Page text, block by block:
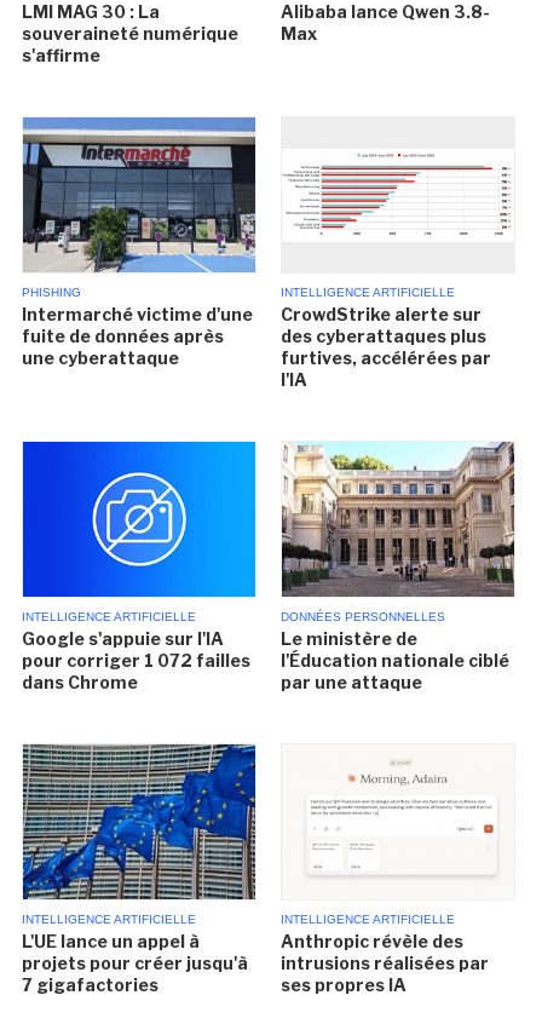
LMI MAG 30 : La
souveraineté numérique
s'affirme
Alibaba lance Qwen 3.8-
Max
PHISHING
Intermarché victime d'une
fuite de données après
une cyberattaque
INTELLIGENCE ARTIFICIELLE
CrowdStrike alerte sur
des cyberattaques plus
furtives, accélérées par
l'IA
INTELLIGENCE ARTIFICIELLE
Google s'appuie sur l'IA
pour corriger 1 072 failles
dans Chrome
DONNÉES PERSONNELLES
Le ministère de
l'Éducation nationale ciblé
par une attaque
INTELLIGENCE ARTIFICIELLE
L'UE lance un appel à
projets pour créer jusqu'à
7 gigafactories
INTELLIGENCE ARTIFICIELLE
Anthropic révèle des
intrusions réalisées par
ses propres IA